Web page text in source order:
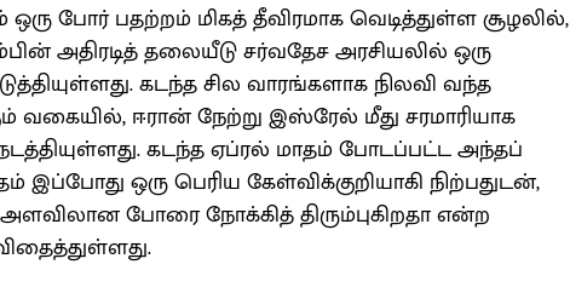
ஒரு போர் பதற்றம் மிகத் தீவிரமாக வெடித்துள்ள சூழலில்,
அதிரடித் தலையீடு சர்வதேச அரசியலில் ஒரு
கடந்த சில வாரங்களாக நிலவி வந்த
வகையில், ஈரான் நேற்று இஸ்ரேல் மீது சரமாரியாக
கடந்த ஏப்ரல் மாதம் போடப்பட்ட அந்தப்
ஒரு பெரிய கேள்விக்குறியாகி நிற்பதுடன்,
அளவிலான போரை நோக்கித் திரும்புகிறதா என்ற